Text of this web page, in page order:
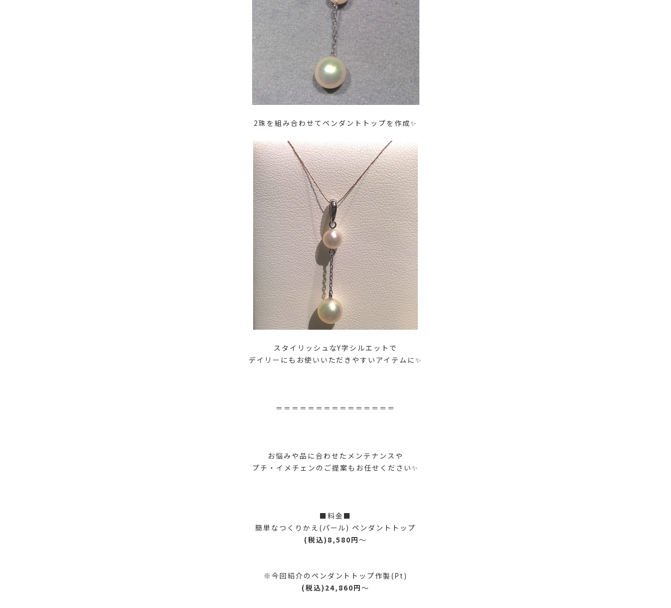
2珠を組み合わせてペンダントトップを作成✨
スタイリッシュなY字シルエットで
デイリーにもお使いいただきやすいアイテムに✨
＝＝＝＝＝＝＝＝＝＝＝＝＝＝＝
お悩みや品に合わせたメンテナンスや
プチ・イメチェンのご提案もお任せください✨
■料金■
簡単なつくりかえ(パール) ペンダントトップ
(税込)8,580円～
※今回紹介のペンダントトップ作製(Pt)
(税込)24,860円～